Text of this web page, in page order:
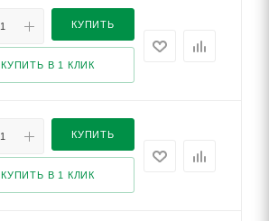
КУПИТЬ
КУПИТЬ В 1 КЛИК
КУПИТЬ
КУПИТЬ В 1 КЛИК